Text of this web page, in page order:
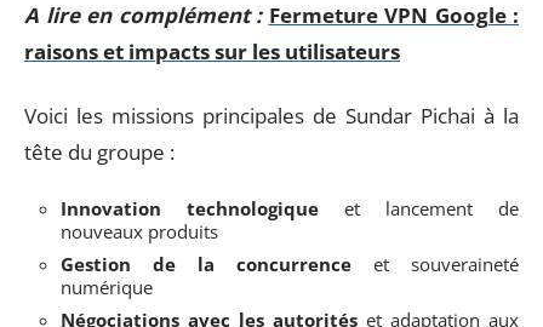
A lire en complément : Fermeture VPN Google :
raisons et impacts sur les utilisateurs
Voici les missions principales de Sundar Pichai à la
tête du groupe :
Innovation technologique et lancement de
nouveaux produits
Gestion de la concurrence et souveraineté
numérique
Négociations avec les autorités et adaptation aux